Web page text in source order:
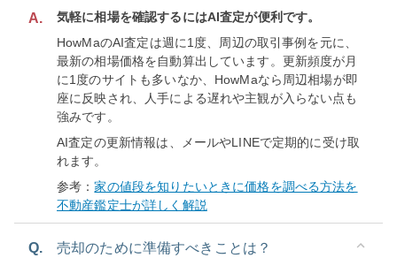
A.
気軽に相場を確認するにはAI査定が便利です。
HowMaのAI査定は週に1度、周辺の取引事例を元に、
最新の相場価格を自動算出しています。更新頻度が月
に1度のサイトも多いなか、HowMaなら周辺相場が即
座に反映され、人手による遅れや主観が入らない点も
強みです。
AI査定の更新情報は、メールやLINEで定期的に受け取
れます。
参考：家の値段を知りたいときに価格を調べる方法を
不動産鑑定士が詳しく解説
Q. 売却のために準備すべきことは？